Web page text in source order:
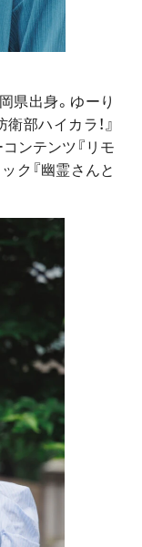
県出身。ゆーり
部ハイカラ！』
コンテンツ『リモ
ク『幽霊さんと